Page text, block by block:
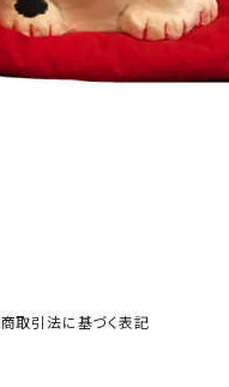
取引法に基づく表記